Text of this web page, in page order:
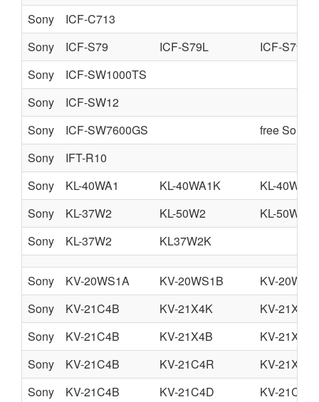
Sony
ICF-C713
Sony
ICF-S79 ICF-S79L
ICF-S79V
Sony
ICF-SW1000TS
Sony
ICF-SW12
Sony
ICF-SW7600GS
free Sony
Sony
IFT-R10
Sony
KL-40WA1 KL-40WA1K
KL-
Sony
KL-37W2 KL-50W2
KL-50W2K
Sony
KL-37W2 KL37W2K
Sony KV-20WS1A KV-20WS1B
KV-
Sony
KV-21C4B KV-21X4K
KV-21X4L
Sony
KV-21C4B KV-21X4B
KV-21X4D
Sony
KV-21C4B KV-21C4R
KV-21X4
Sony
KV-21C4B KV-21C4D
KV-21C4E